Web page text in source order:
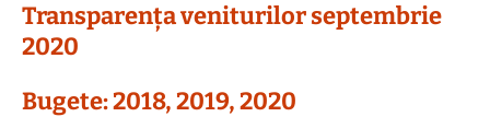
Transparența veniturilor septembrie
2020
Bugete: 2018, 2019, 2020